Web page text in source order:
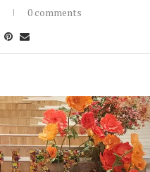
0 comments